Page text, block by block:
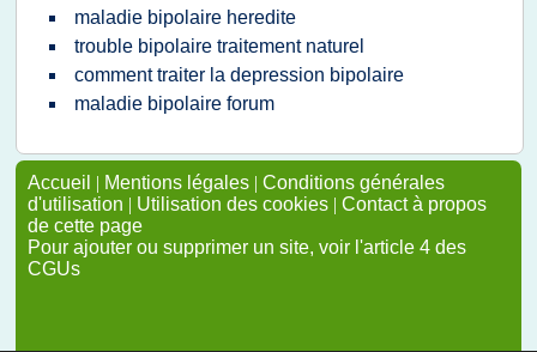
maladie bipolaire heredite
trouble bipolaire traitement naturel
comment traiter la depression bipolaire
maladie bipolaire forum
Accueil | Mentions légales | Conditions générales
d'utilisation | Utilisation des cookies | Contact à propos
de cette page
Pour ajouter ou supprimer un site, voir l'article 4 des
CGUs